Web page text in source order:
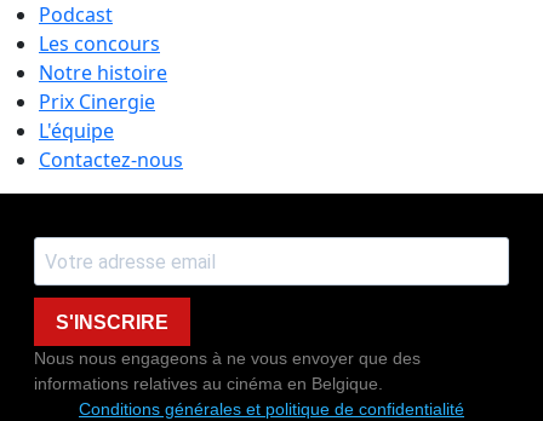
Podcast
Les concours
Notre histoire
Prix Cinergie
L'équipe
Contactez-nous
S'INSCRIRE
Nous nous engageons à ne vous envoyer que des
informations relatives au cinéma en Belgique.
Conditions générales et politique de confidentialité